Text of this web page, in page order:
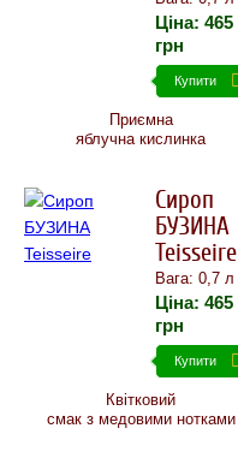
Ціна: 465
грн
Купити
Приємна
яблучна кислинка
Сироп
БУЗИНА
Teisseire
Вага: 0,7 л
Ціна: 465
грн
Купити
Квітковий
смак з медовими нотками